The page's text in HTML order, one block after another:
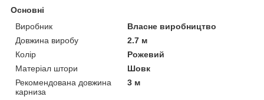
Основні
Виробник
Власне виробництво
Довжина виробу
2.7 м
Колір
Рожевий
Матеріал штори
Шовк
Рекомендована довжина
карниза
3 м